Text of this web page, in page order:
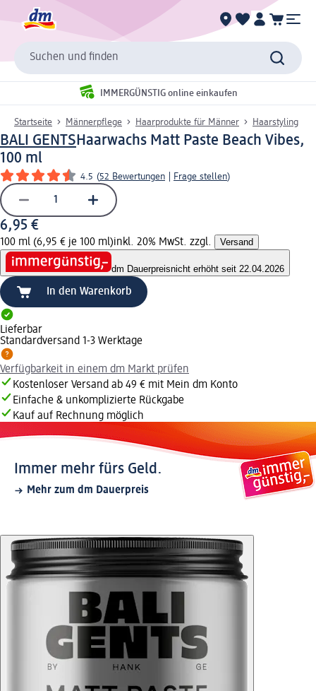
Suchen und finden
IMMERGÜNSTIG online einkaufen
Startseite Männerpflege Haarprodukte für Männer Haarstyling
BALI GENTS Haarwachs Matt Paste Beach Vibes,
100 ml
4.5 (52 Bewertungen Frage stellen)
6,95 €
100 ml (6,95 € je 100 ml)inkl. 20% MwSt. zzgl. Versand
dm Dauerpreisnicht erhöht seit 22.04.2026
In den Warenkorb
Lieferbar
Standardversand 1-3 Werktage
Verfügbarkeit in einem dm Markt prüfen
Kostenloser Versand ab 49 € mit Mein dm Konto
Einfache & unkomplizierte Rückgabe
Kauf auf Rechnung möglich
Immer mehr fürs Geld.
Mehr zum dm Dauerpreis